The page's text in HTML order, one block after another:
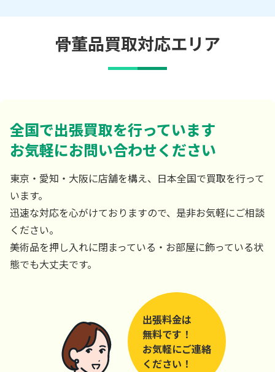
骨董品買取対応エリア
全国で出張買取を行っています
お気軽にお問い合わせください
東京・愛知・大阪に店舗を構え、日本全国で買取を行って
います。
迅速な対応を心がけておりますので、是非お気軽にご相談
ください。
美術品を押し入れに閉まっている・お部屋に飾っている状
態でも大丈夫です。
出張料金は
無料です！
お気軽にご連絡
ください！